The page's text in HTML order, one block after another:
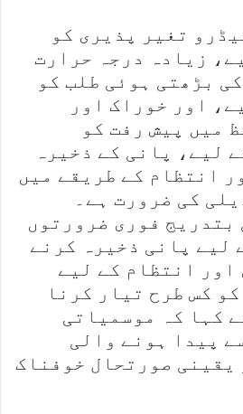
تغیر پذیری کو
زیادہ درجہ حرارت
بڑھتی ہوئی طلب کو
اور خوراک اور
میں پیش رفت کو
لیے، پانی کے ذخیرہ
انتظام کے طریقے میں
کی ضرورت ہے۔
بتدریج فوری ضرورتوں
لیے پانی ذخیرہ کرنے
اور انتظام کے لیے
کس طرح تیار کرنا
کہا کہ موسمیاتی
پیدا ہونے والی
یقینی صورتحال خوفناک